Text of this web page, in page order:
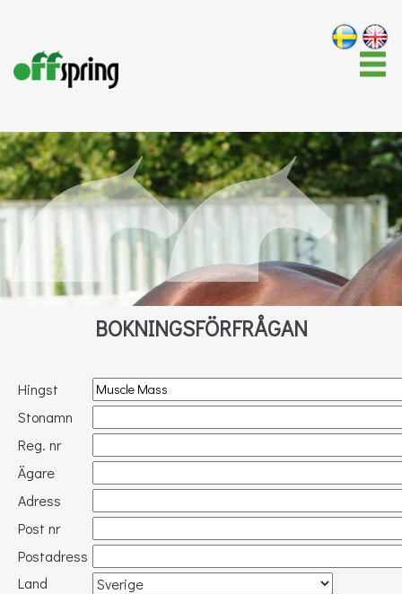
BOKNINGSFÖRFRÅGAN
Hingst
Stonamn
Reg. nr
Ägare
Adress
Post nr
Postadress
Land